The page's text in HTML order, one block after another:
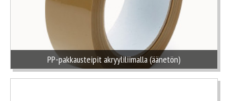
PP-pakkausteipit akryyliliimalla (äänetön)